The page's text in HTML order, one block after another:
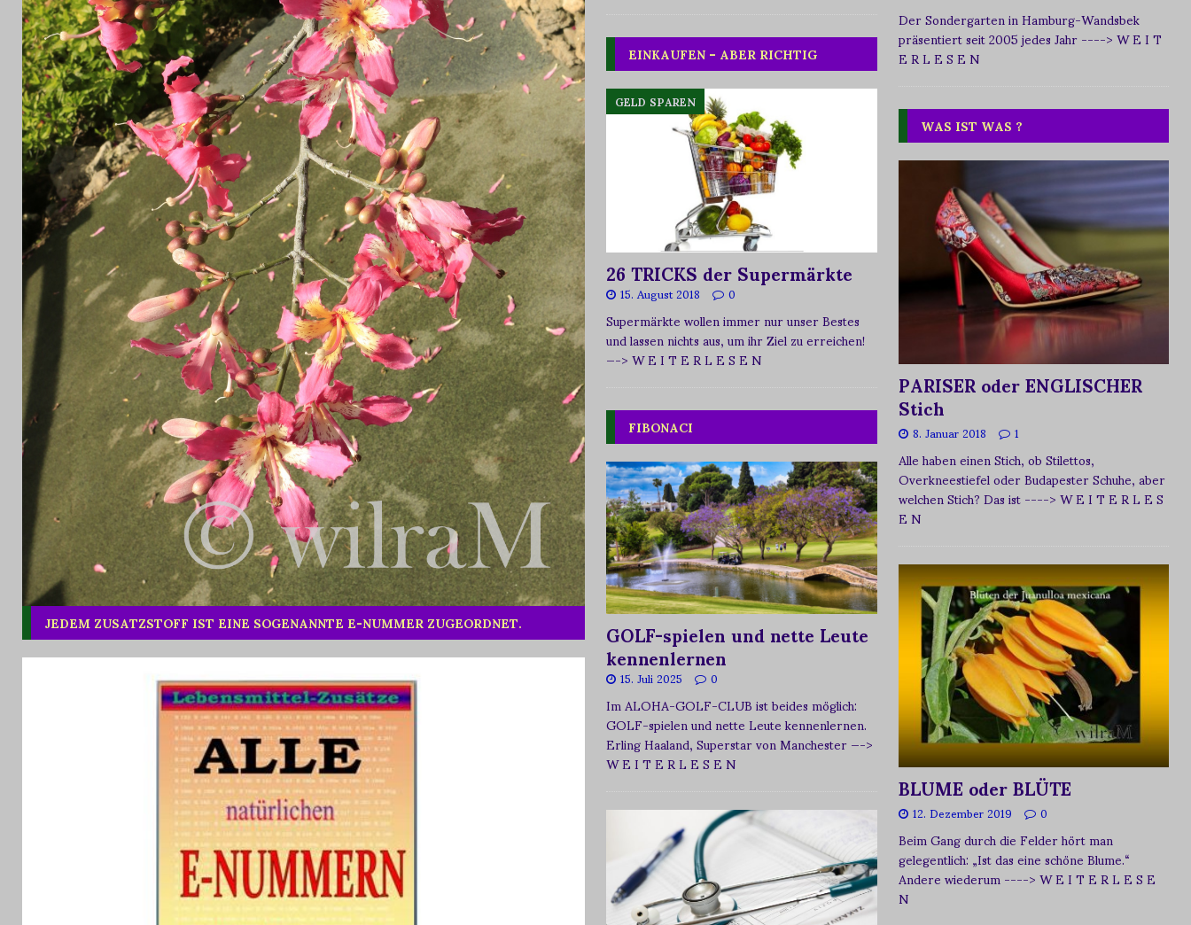
JEDEM ZUSATZSTOFF IST EINE SOGENANNTE E-NUMMER ZUGEORDNET.
EINKAUFEN – ABER RICHTIG
GELD SPAREN
26 TRICKS der Supermärkte
15. August 2018 0
Supermärkte wollen immer nur unser Bestes
und lassen nichts aus, um ihr Ziel zu erreichen!
—-> W E I T E R L E S E N
FIBONACI
GOLF-spielen und nette Leute
kennenlernen
15. Juli 2025 0
Im ALOHA-GOLF-CLUB ist beides möglich:
GOLF-spielen und nette Leute kennenlernen.
Erling Haaland, Superstar von Manchester—->
W E I T E R L E S E N
Der Sondergarten in Hamburg-Wandsbek
präsentiert seit 2005 jedes Jahr----> W E I T
E R L E S E N
WAS IST WAS ?
PARISER oder ENGLISCHER
Stich
8. Januar 2018 1
Alle haben einen Stich, ob Stilettos,
Overkneestiefel oder Budapester Schuhe, aber
welchen Stich? Das ist----> W E I T E R L E S
E N
BLUME oder BLÜTE
12. Dezember 2019 0
Beim Gang durch die Felder hört man
gelegentlich: „Ist das eine schöne Blume.“
Andere wiederum----> W E I T E R L E S E
N